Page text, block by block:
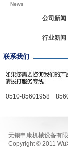
News
公司新闻
行业新闻
联系我们
0510-85601958
无锡申康机械设备有
Copyright © 2011